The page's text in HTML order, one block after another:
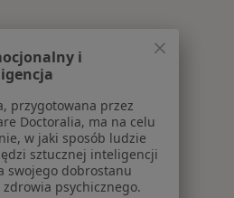
i
przygotowana przez
Doctoralia, ma na celu
w jaki sposób ludzie
sztucznej inteligencji
swojego dobrostanu
psychicznego.